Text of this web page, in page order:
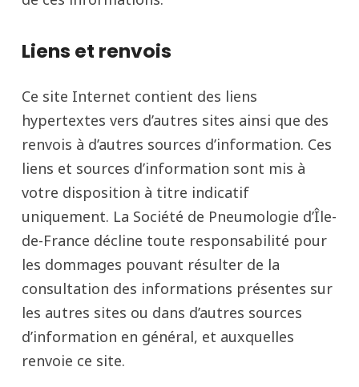
Liens et renvois
Ce site Internet contient des liens
hypertextes vers d’autres sites ainsi que des
renvois à d’autres sources d’information. Ces
liens et sources d’information sont mis à
votre disposition à titre indicatif
uniquement. La Société de Pneumologie d’Île-
de-France décline toute responsabilité pour
les dommages pouvant résulter de la
consultation des informations présentes sur
les autres sites ou dans d’autres sources
d’information en général, et auxquelles
renvoie ce site.